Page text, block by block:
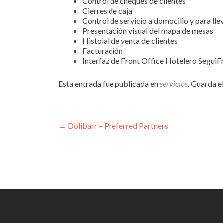
Cierres de caja
Control de servicio a domocilio y para
Presentación visual del mapa de mesas
Histoial de venta de clientes
Facturación
Interfaz de Front Office Hotelero
Esta entrada fue publicada enservicios. Guarda el
Navegación
← Dolibarr – Preferred Partners